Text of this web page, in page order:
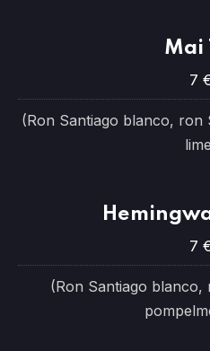
Mai
7
(Ron Santiago blanco, ron
7
(Ron Santiago blanco,